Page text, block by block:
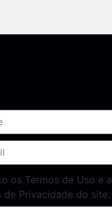
os Termos de Uso e a
de Privacidade do site.